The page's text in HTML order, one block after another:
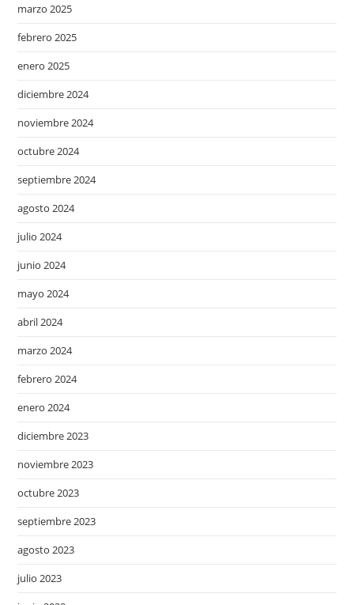
marzo 2025
febrero 2025
enero 2025
diciembre 2024
noviembre 2024
octubre 2024
septiembre 2024
agosto 2024
julio 2024
junio 2024
mayo 2024
abril 2024
marzo 2024
febrero 2024
enero 2024
diciembre 2023
noviembre 2023
octubre 2023
septiembre 2023
agosto 2023
julio 2023